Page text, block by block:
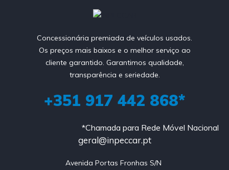
Concessionária premiada de veículos usados.
Os preços mais baixos e o melhor serviço ao
cliente garantido. Garantimos qualidade,
transparência e seriedade.
+351 917 442 868*
*Chamada para Rede Móvel Nacional
geral@inpeccar.pt
Avenida Portas Fronhas S/N